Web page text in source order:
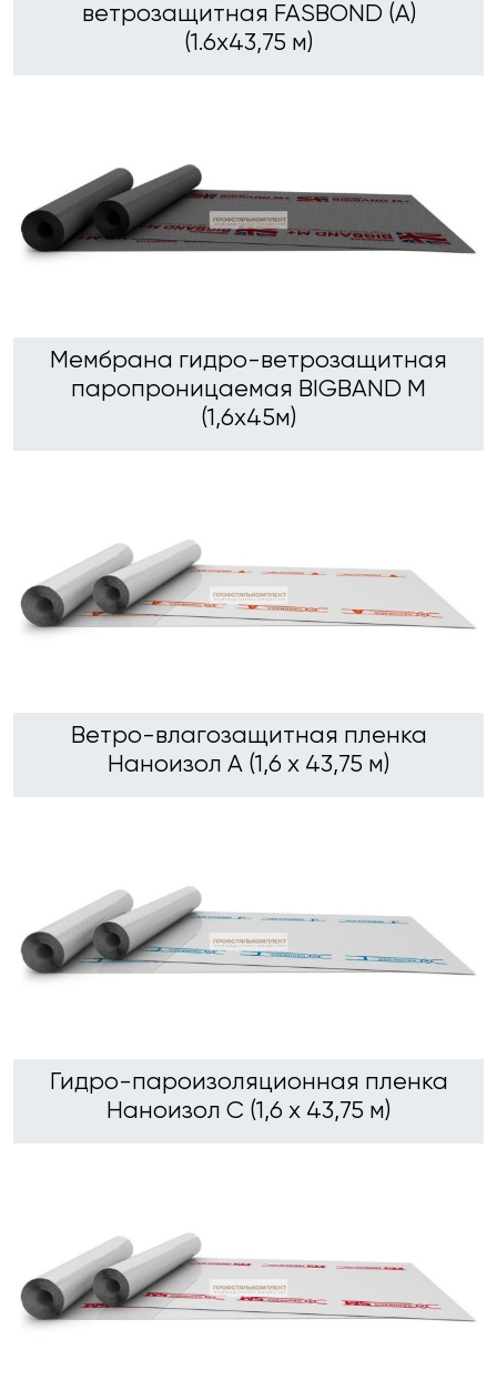
ветрозащитная FASBOND (А)
(1.6х43,75 м)
Мембрана гидро-ветрозащитная
паропроницаемая BIGBAND M
(1,6х45м)
Ветро-влагозащитная пленка
Наноизол А (1,6 х 43,75 м)
Гидро-пароизоляционная пленка
Наноизол С (1,6 х 43,75 м)